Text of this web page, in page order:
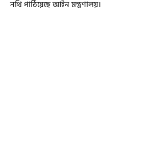
নথি পাঠিয়েছে আইন মন্ত্রণালয়।